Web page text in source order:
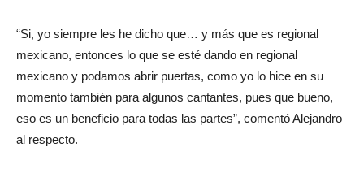
“Si, yo siempre les he dicho que… y más que es regional
mexicano, entonces lo que se esté dando en regional
mexicano y podamos abrir puertas, como yo lo hice en su
momento también para algunos cantantes, pues que bueno,
eso es un beneficio para todas las partes”, comentó Alejandro
al respecto.